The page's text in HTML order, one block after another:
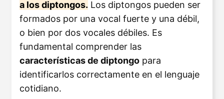
a los diptongos. Los diptongos pueden ser
formados por una vocal fuerte y una débil,
o bien por dos vocales débiles. Es
fundamental comprender las
características de diptongo para
identificarlos correctamente en el lenguaje
cotidiano.